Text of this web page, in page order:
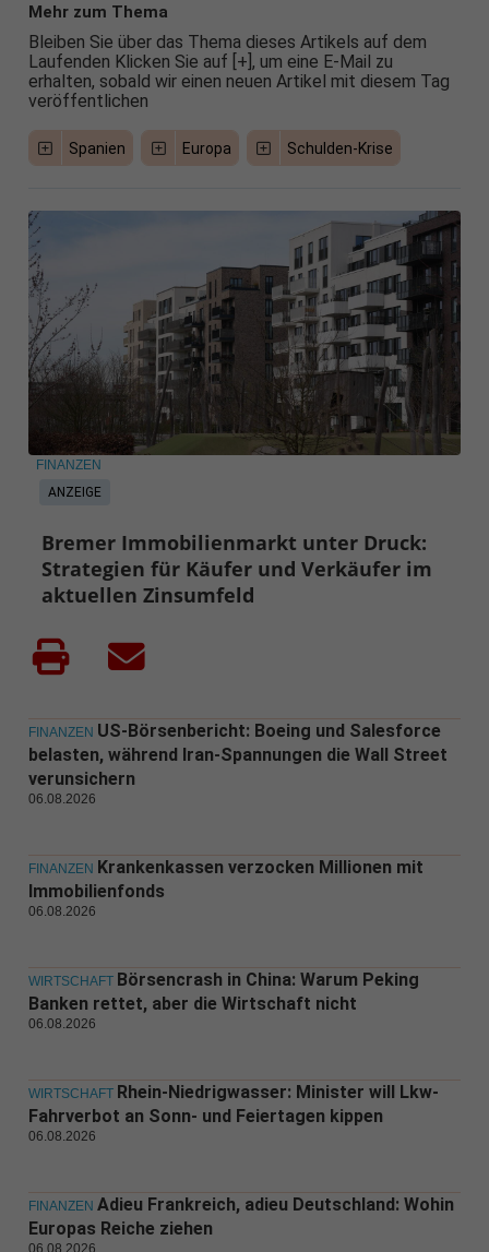
Mehr zum Thema
Bleiben Sie über das Thema dieses Artikels auf dem
Laufenden Klicken Sie auf [+], um eine E-Mail zu
erhalten, sobald wir einen neuen Artikel mit diesem Tag
veröffentlichen
Spanien Europa Schulden-Krise
ANZEIGE
FINANZEN
Bremer Immobilienmarkt unter Druck:
Strategien für Käufer und Verkäufer im
aktuellen Zinsumfeld
FINANZEN US-Börsenbericht: Boeing und Salesforce
belasten, während Iran-Spannungen die Wall Street
verunsichern
06.08.2026
FINANZEN Krankenkassen verzocken Millionen mit
Immobilienfonds
06.08.2026
WIRTSCHAFT Börsencrash in China: Warum Peking
Banken rettet, aber die Wirtschaft nicht
06.08.2026
WIRTSCHAFT Rhein-Niedrigwasser: Minister will Lkw-
Fahrverbot an Sonn- und Feiertagen kippen
06.08.2026
FINANZEN Adieu Frankreich, adieu Deutschland: Wohin
Europas Reiche ziehen
06.08.2026